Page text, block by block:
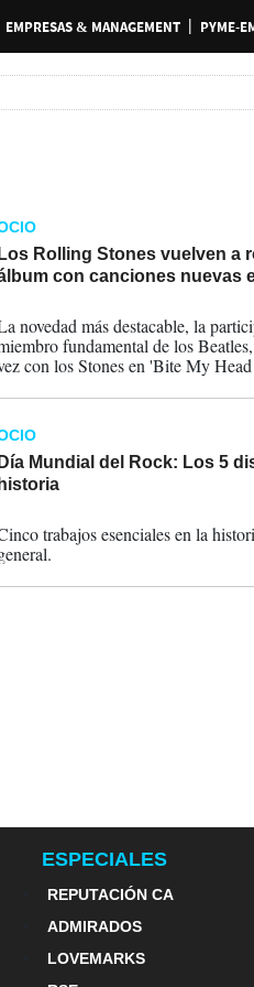
EMPRESAS & MANAGEMENT PYME-
Los Rolling Stones vuelven a
con canciones nuevas
novedad más destacable, la
fundamental de los
con los Stones en 'Bite My
Día Mundial del Rock: Los 5
historia
trabajos esenciales en la
ESPECIALES
REPUTACIÓN CA
ADMIRADOS
LOVEMARKS